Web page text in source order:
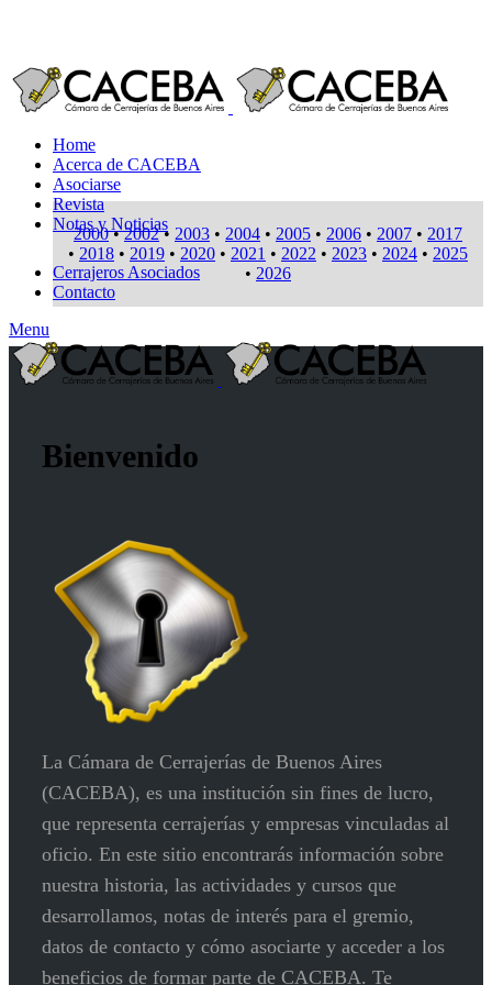
Home
Acerca de CACEBA
Asociarse
Revista
Notas y Noticias
2000•2002• 2003 • 2004 • 2005 • 2006 • 2007 • 2017
• 2018 • 2019 • 2020 • 2021 • 2022 • 2023 • 2024 • 2025
• 2026
Cerrajeros Asociados
Contacto
Menu
Bienvenido
La Cámara de Cerrajerías de Buenos Aires
(CACEBA), es una institución sin fines de lucro,
que representa cerrajerías y empresas vinculadas al
oficio. En este sitio encontrarás información sobre
nuestra historia, las actividades y cursos que
desarrollamos, notas de interés para el gremio,
datos de contacto y cómo asociarte y acceder a los
beneficios de formar parte de CACEBA. Te